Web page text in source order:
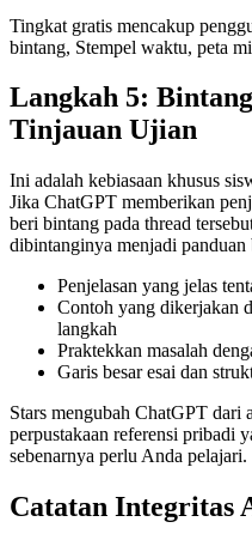
Tingkat gratis mencakup
bintang, Stempel waktu, peta
Langkah 5:
Tinjauan Ujian
Ini adalah kebiasaan khusus
Jika ChatGPT memberikan
beri bintang pada thread
dibintanginya menjadi
Penjelasan yang jelas
Contoh yang dikerjakan
langkah
Praktekkan masalah
Garis besar esai dan
Stars mengubah ChatGPT dari
perpustakaan referensi pribadi
sebenarnya perlu Anda pelajari.
Catatan Integritas